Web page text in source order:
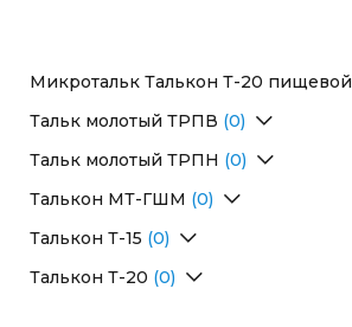
Микротальк Талькон Т-20 пищевой
Тальк молотый ТРПВ (0)
Тальк молотый ТРПН (0)
Талькон МТ-ГШМ (0)
Талькон Т-15 (0)
Талькон Т-20 (0)